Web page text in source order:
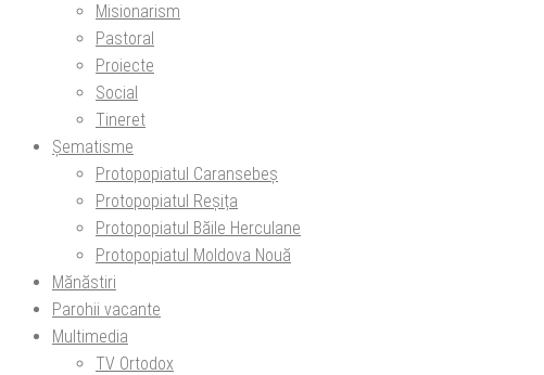
Misionarism
Pastoral
Proiecte
Social
Tineret
Șematisme
Protopopiatul Caransebeș
Protopopiatul Reșița
Protopopiatul Băile Herculane
Protopopiatul Moldova Nouă
Mănăstiri
Parohii vacante
Multimedia
TV Ortodox